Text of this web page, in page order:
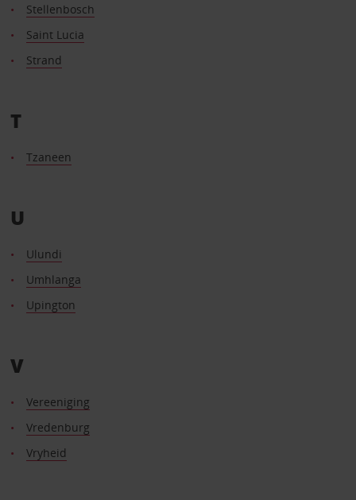
Stellenbosch
Saint Lucia
Strand
T
Tzaneen
U
Ulundi
Umhlanga
Upington
V
Vereeniging
Vredenburg
Vryheid